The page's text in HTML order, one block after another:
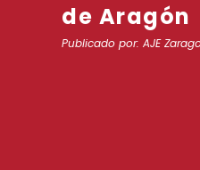
de Aragón
Publicado por: AJE